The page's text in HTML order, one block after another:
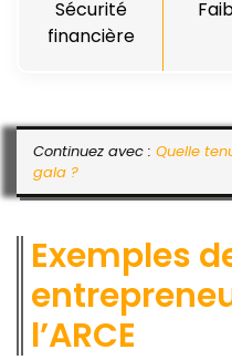
Sécurité
financière
Continuez avec : Quelle
gala ?
Exemples
l’ARCE